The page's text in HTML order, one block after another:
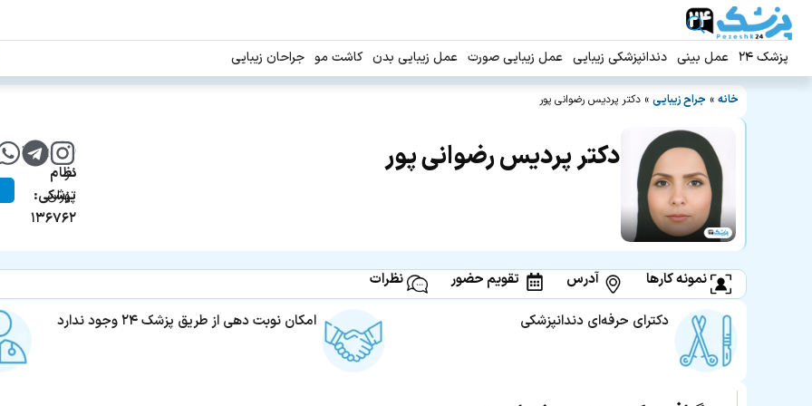
پزشک ۲۴ عمل بینی دندانپزشکی زیبایی عمل زیبایی صورت عمل زیبایی بدن کاشت مو جراحان زیبایی
خانه » جراح زیبایی » دکتر پردیس رضوانی پور
دکتر پردیس رضوانی پور
دندانپزشک
در
تهران
شماره
نظام
پزشکی:
۱۳۶۷۶۲
نمونه کارها آدرس تقویم حضور
نظرات
دکترای حرفه‌ای دندانپزشکی
امکان نوبت دهی از طریق پزشک ۲۴ وجود ندارد